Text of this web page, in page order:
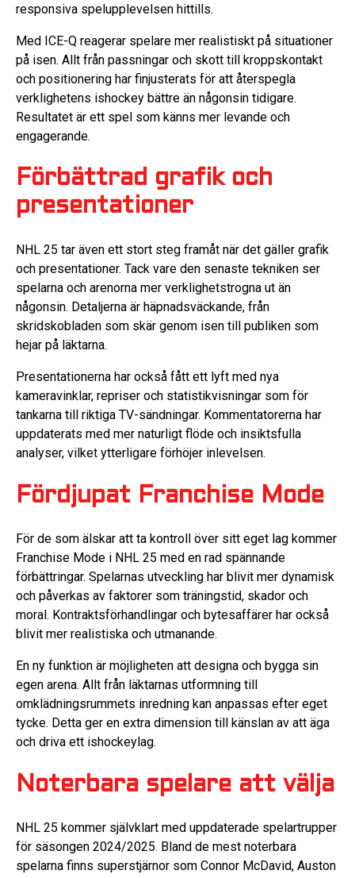
responsiva spelupplevelsen hittills.
Med ICE-Q reagerar spelare mer realistiskt på situationer
på isen. Allt från passningar och skott till kroppskontakt
och positionering har finjusterats för att återspegla
verklighetens ishockey bättre än någonsin tidigare.
Resultatet är ett spel som känns mer levande och
engagerande.
Förbättrad grafik och
presentationer
NHL 25 tar även ett stort steg framåt när det gäller grafik
och presentationer. Tack vare den senaste tekniken ser
spelarna och arenorna mer verklighetstrogna ut än
någonsin. Detaljerna är häpnadsväckande, från
skridskobladen som skär genom isen till publiken som
hejar på läktarna.
Presentationerna har också fått ett lyft med nya
kameravinklar, repriser och statistikvisningar som för
tankarna till riktiga TV-sändningar. Kommentatorerna har
uppdaterats med mer naturligt flöde och insiktsfulla
analyser, vilket ytterligare förhöjer inlevelsen.
Fördjupat Franchise Mode
För de som älskar att ta kontroll över sitt eget lag kommer
Franchise Mode i NHL 25 med en rad spännande
förbättringar. Spelarnas utveckling har blivit mer dynamisk
och påverkas av faktorer som träningstid, skador och
moral. Kontraktsförhandlingar och bytesaffärer har också
blivit mer realistiska och utmanande.
En ny funktion är möjligheten att designa och bygga sin
egen arena. Allt från läktarnas utformning till
omklädningsrummets inredning kan anpassas efter eget
tycke. Detta ger en extra dimension till känslan av att äga
och driva ett ishockeylag.
Noterbara spelare att välja
NHL 25 kommer självklart med uppdaterade spelartrupper
för säsongen 2024/2025. Bland de mest noterbara
spelarna finns superstjärnor som Connor McDavid, Auston